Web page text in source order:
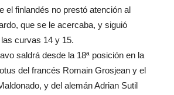
el finlandés no prestó atención al
que se le acercaba, y siguió
curvas 14 y 15.
saldrá desde la 18ª posición en la
del francés Romain Grosjean y el
y del alemán Adrian Sutil